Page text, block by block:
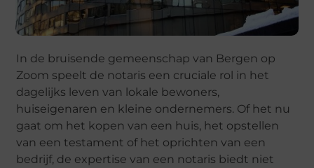
In de bruisende gemeenschap van Bergen op
Zoom speelt de notaris een cruciale rol in het
dagelijks leven van lokale bewoners,
huiseigenaren en kleine ondernemers. Of het nu
gaat om het kopen van een huis, het opstellen
van een testament of het oprichten van een
bedrijf, de expertise van een notaris biedt niet